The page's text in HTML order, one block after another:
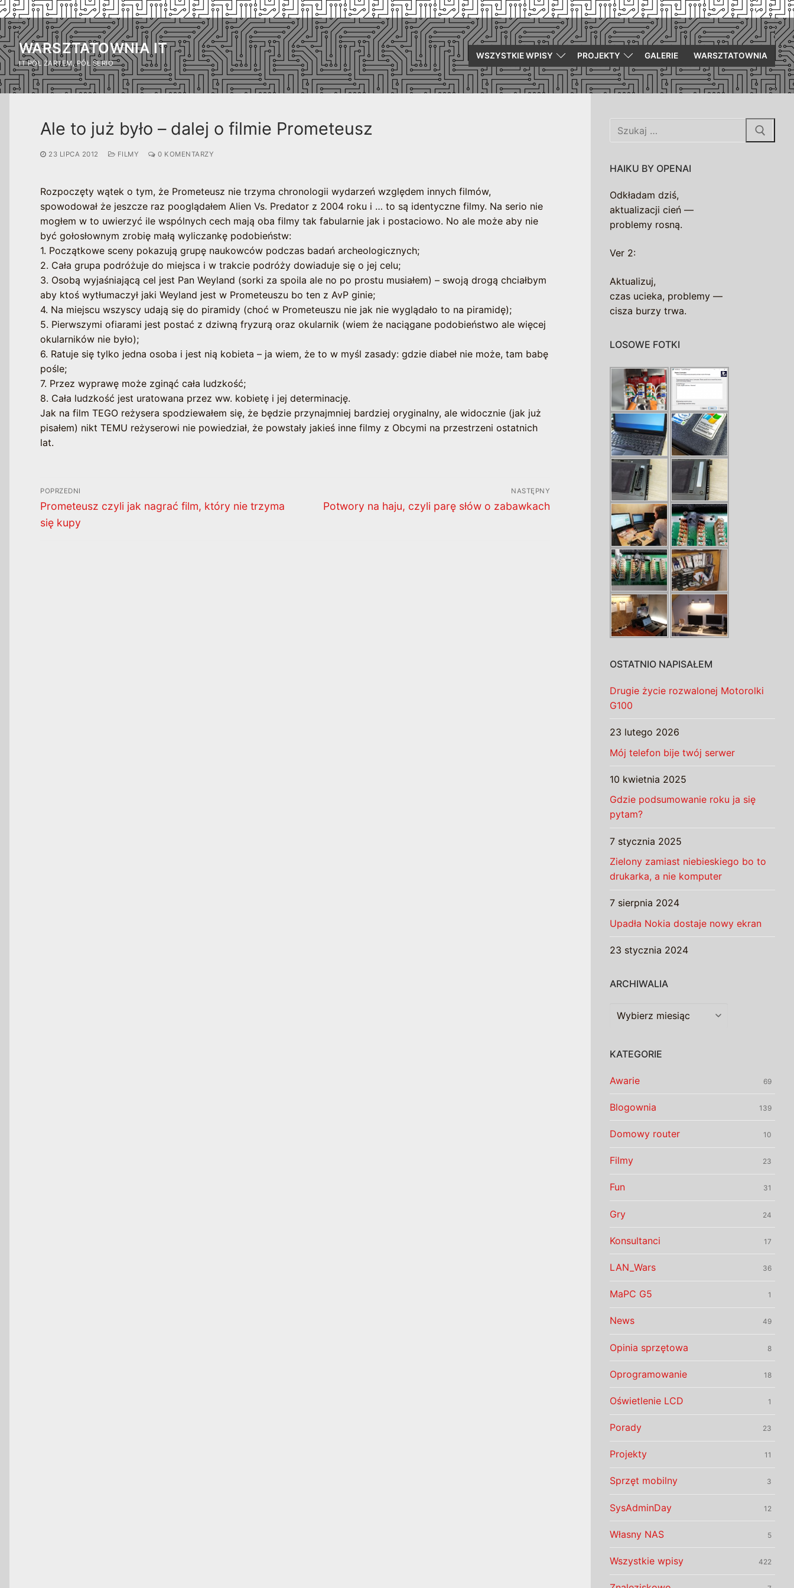
Przejdź
do
treściWARSZTATOWNIA IT
IT PÓŁ ŻARTEM, PÓŁ SERIO
WSZYSTKIE WPISY PROJEKTY GALERIE WARSZTATOWNIA
Ale to już było – dalej o filmie Prometeusz
23 LIPCA 2012 FILMY 0 KOMENTARZY
Rozpoczęty wątek o tym, że Prometeusz nie trzyma chronologii wydarzeń względem innych filmów,
spowodował że jeszcze raz pooglądałem Alien Vs. Predator z 2004 roku i … to są identyczne filmy. Na serio nie
mogłem w to uwierzyć ile wspólnych cech mają oba filmy tak fabularnie jak i postaciowo. No ale może aby nie
być gołosłownym zrobię małą wyliczankę podobieństw:
1. Początkowe sceny pokazują grupę naukowców podczas badań archeologicznych;
2. Cała grupa podróżuje do miejsca i w trakcie podróży dowiaduje się o jej celu;
3. Osobą wyjaśniającą cel jest Pan Weyland (sorki za spoila ale no po prostu musiałem) – swoją drogą chciałbym
aby ktoś wytłumaczył jaki Weyland jest w Prometeuszu bo ten z AvP ginie;
4. Na miejscu wszyscy udają się do piramidy (choć w Prometeuszu nie jak nie wyglądało to na piramidę);
5. Pierwszymi ofiarami jest postać z dziwną fryzurą oraz okularnik (wiem że naciągane podobieństwo ale więcej
okularników nie było);
6. Ratuje się tylko jedna osoba i jest nią kobieta – ja wiem, że to w myśl zasady: gdzie diabeł nie może, tam babę
pośle;
7. Przez wyprawę może zginąć cała ludzkość;
8. Cała ludzkość jest uratowana przez ww. kobietę i jej determinację.
Jak na film TEGO reżysera spodziewałem się, że będzie przynajmniej bardziej oryginalny, ale widocznie (jak już
pisałem) nikt TEMU reżyserowi nie powiedział, że powstały jakieś inne filmy z Obcymi na przestrzeni ostatnich
lat.
Nawigacja
wpisu
POPRZEDNI
Poprzedni
wpis:
Prometeusz czyli jak nagrać film, który nie trzyma
się kupy
NASTĘPNY
Następny
Potwory na haju, czyli parę słów o zabawkach
Szukaj:
HAIKU BY OPENAI
Odkładam dziś,
aktualizacji cień —
problemy rosną.
Ver 2:
Aktualizuj,
czas ucieka, problemy —
cisza burzy trwa.
LOSOWE FOTKI
OSTATNIO NAPISAŁEM
Drugie życie rozwalonej Motorolki
G100
23 lutego 2026
Mój telefon bije twój serwer
10 kwietnia 2025
Gdzie podsumowanie roku ja się
pytam?
7 stycznia 2025
Zielony zamiast niebieskiego bo to
drukarka, a nie komputer
7 sierpnia 2024
Upadła Nokia dostaje nowy ekran
23 stycznia 2024
ARCHIWALIA
Archiwalia
KATEGORIE
Awarie 69
Blogownia 139
Domowy router 10
Filmy 23
Fun 31
Gry 24
Konsultanci 17
LAN_Wars 36
MaPC G5 1
News 49
Opinia sprzętowa 8
Oprogramowanie 18
Oświetlenie LCD 1
Porady 23
Projekty 11
Sprzęt mobilny 3
SysAdminDay 12
Własny NAS 5
Wszystkie wpisy 422